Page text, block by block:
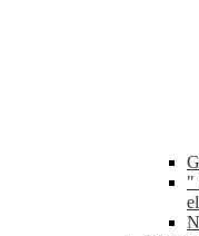
"